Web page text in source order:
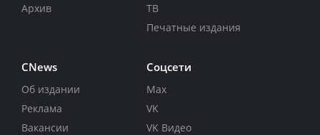
Архив
ТВ
Печатные издания
CNews
Об издании
Реклама
Вакансии
Соцсети
Max
VK
VK Видео